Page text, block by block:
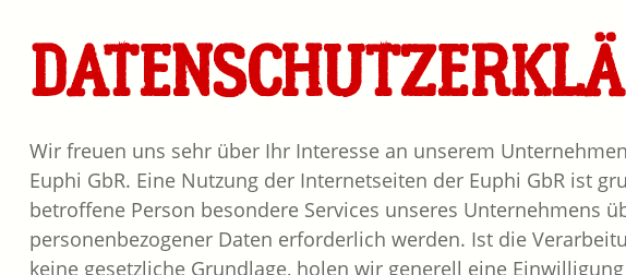
Wir freuen uns sehr über Ihr Interesse an unserem
Euphi GbR. Eine Nutzung der Internetseiten der Euphi GbR ist
betroffene Person besondere Services unseres Unternehmens
personenbezogener Daten erforderlich werden. Ist die
keine gesetzliche Grundlage, holen wir generell eine